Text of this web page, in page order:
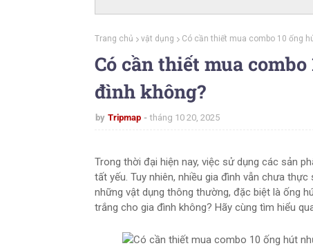
Trang chủ vật dụng Có cần thiết mua combo 10 ống
Có cần thiết mua
đình không?
by Tripmap tháng 10 20, 2025
Trong thời đại hiện nay, việc sử dụng các sản
tất yếu. Tuy nhiên, nhiều gia đình vẫn chưa
những vật dụng thông thường, đặc biệt là ống
trắng cho gia đình không? Hãy cùng tìm hiểu